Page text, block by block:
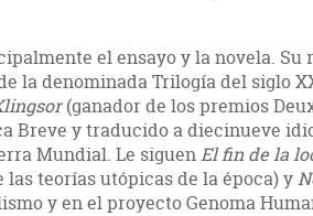
el ensayo y la novela. Su
la denominada Trilogía del siglo
(ganador de los premios
Breve y traducido a diecinueve
Mundial. Le siguenEl fin de la
las teorías utópicas de la época) y
y en el proyecto Genoma